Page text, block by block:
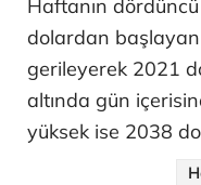
Haftanın
dolardan başlayan
gerileyerek 2021
altında gün
yüksek ise 2038